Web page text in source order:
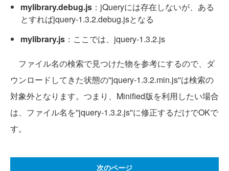
mylibrary.debug.js ：jQueryには存在しないが、ある
とすればjquery-1.3.2.debug.jsとなる
mylibrary.js ：ここでは、jquery-1.3.2.js
ファイル名の検索で見つけた物を参考にするので、ダ
ウンロードしてきた状態の''jquery-1.3.2.min.js''は検索の
対象外となります。つまり、Minified版を利用したい場合
は、ファイル名を''jquery-1.3.2.js''に修正するだけでOKで
す。
次のページ